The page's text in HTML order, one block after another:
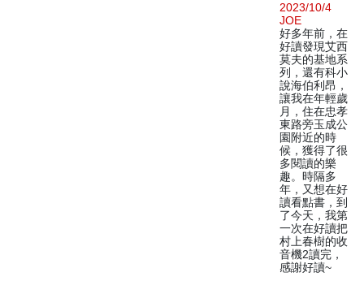
2023/10/4
JOE
好多年前，在
好讀發現艾西
莫夫的基地系
列，還有科小
說海伯利昂，
讓我在年輕歲
月，住在忠孝
東路旁玉成公
園附近的時
候，獲得了很
多閱讀的樂
趣。時隔多
年，又想在好
讀看點書，到
了今天，我第
一次在好讀把
村上春樹的收
音機2讀完，
感謝好讀~